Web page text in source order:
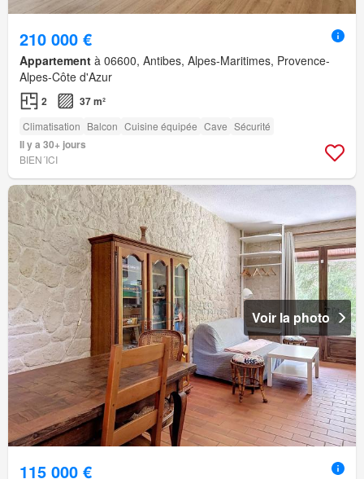
210 000 €
Appartement à 06600, Antibes, Alpes-Maritimes, Provence-
Alpes-Côte d'Azur
2 37 m²
Climatisation Balcon Cuisine équipée Cave Sécurité
Il y a 30+ jours
BIEN´ICI
Voir la photo
115 000 €